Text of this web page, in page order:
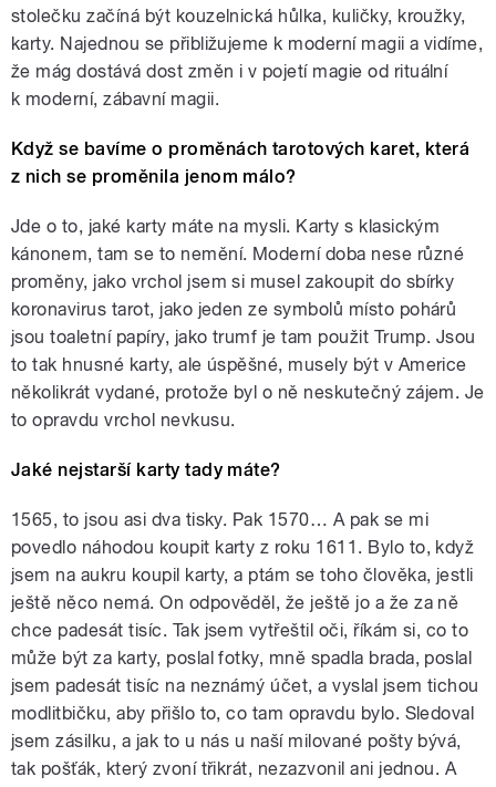
stolečku začíná být kouzelnická hůlka, kuličky, kroužky,
karty. Najednou se přibližujeme k moderní magii a vidíme,
že mág dostává dost změn i v pojetí magie od rituální
k moderní, zábavní magii.
Když se bavíme o proměnách tarotových karet, která
z nich se proměnila jenom málo?
Jde o to, jaké karty máte na mysli. Karty s klasickým
kánonem, tam se to nemění. Moderní doba nese různé
proměny, jako vrchol jsem si musel zakoupit do sbírky
koronavirus tarot, jako jeden ze symbolů místo pohárů
jsou toaletní papíry, jako trumf je tam použit Trump. Jsou
to tak hnusné karty, ale úspěšné, musely být v Americe
několikrát vydané, protože byl o ně neskutečný zájem. Je
to opravdu vrchol nevkusu.
Jaké nejstarší karty tady máte?
1565, to jsou asi dva tisky. Pak 1570… A pak se mi
povedlo náhodou koupit karty z roku 1611. Bylo to, když
jsem na aukru koupil karty, a ptám se toho člověka, jestli
ještě něco nemá. On odpověděl, že ještě jo a že za ně
chce padesát tisíc. Tak jsem vytřeštil oči, říkám si, co to
může být za karty, poslal fotky, mně spadla brada, poslal
jsem padesát tisíc na neznámý účet, a vyslal jsem tichou
modlitbičku, aby přišlo to, co tam opravdu bylo. Sledoval
jsem zásilku, a jak to u nás u naší milované pošty bývá,
tak pošťák, který zvoní třikrát, nezazvonil ani jednou. A